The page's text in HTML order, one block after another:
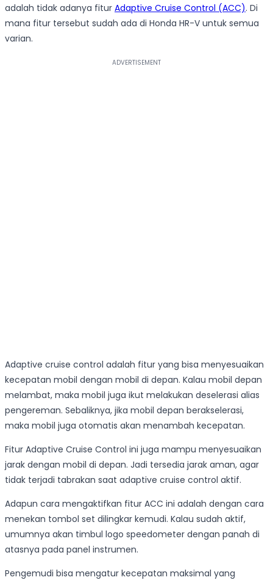
adalah tidak adanya fitur Adaptive Cruise Control (ACC). Di
mana fitur tersebut sudah ada di Honda HR-V untuk semua
varian.
Adaptive cruise control adalah fitur yang bisa menyesuaikan
kecepatan mobil dengan mobil di depan. Kalau mobil depan
melambat, maka mobil juga ikut melakukan deselerasi alias
pengereman. Sebaliknya, jika mobil depan berakselerasi,
maka mobil juga otomatis akan menambah kecepatan.
Fitur Adaptive Cruise Control ini juga mampu menyesuaikan
jarak dengan mobil di depan. Jadi tersedia jarak aman, agar
tidak terjadi tabrakan saat adaptive cruise control aktif.
Adapun cara mengaktifkan fitur ACC ini adalah dengan cara
menekan tombol set dilingkar kemudi. Kalau sudah aktif,
umumnya akan timbul logo speedometer dengan panah di
atasnya pada panel instrumen.
Pengemudi bisa mengatur kecepatan maksimal yang